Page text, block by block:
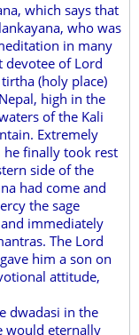
which says that
who was
in many
devotee of Lord
(holy place)
high in the
of the Kali
Extremely
finally took rest
side of the
had come and
the sage
immediately
The Lord
him a son on
attitude,
dwadasi in the
would eternally